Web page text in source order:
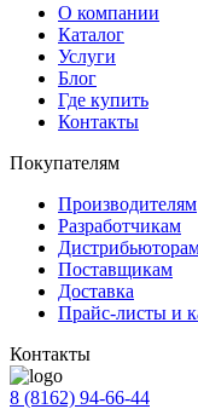
О компании
Каталог
Услуги
Блог
Где купить
Контакты
Покупателям
Производителям
Разработчикам
Поставщикам
Доставка
Прайс-листы и
Контакты
8 (8162) 94-66-44